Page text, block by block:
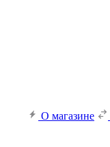
О магазине